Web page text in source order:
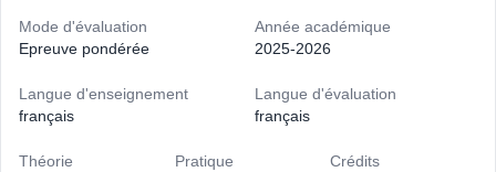
Mode d'évaluation
Epreuve pondérée
Année académique
2025-2026
Langue d'enseignement
français
Langue d'évaluation
français
Théorie
Pratique
Crédits